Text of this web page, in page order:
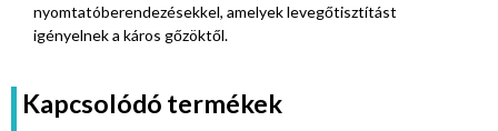
nyomtatóberendezésekkel, amelyek levegőtisztítást
igényelnek a káros gőzöktől.
Kapcsolódó termékek